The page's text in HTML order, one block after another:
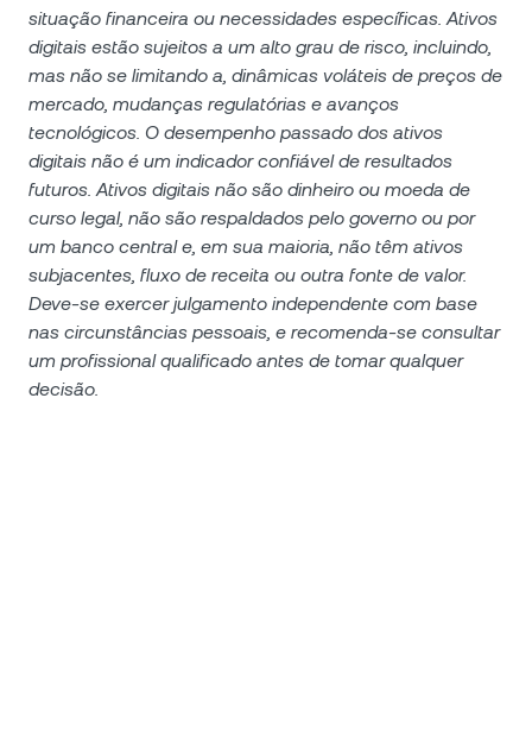
situação financeira ou necessidades específicas. Ativos
digitais estão sujeitos a um alto grau de risco, incluindo,
mas não se limitando a, dinâmicas voláteis de preços de
mercado, mudanças regulatórias e avanços
tecnológicos. O desempenho passado dos ativos
digitais não é um indicador confiável de resultados
futuros. Ativos digitais não são dinheiro ou moeda de
curso legal, não são respaldados pelo governo ou por
um banco central e, em sua maioria, não têm ativos
subjacentes, fluxo de receita ou outra fonte de valor.
Deve-se exercer julgamento independente com base
nas circunstâncias pessoais, e recomenda-se consultar
um profissional qualificado antes de tomar qualquer
decisão.